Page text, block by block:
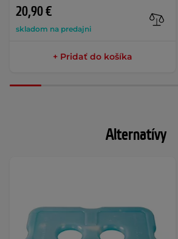
20,90 €
skladom na predajni
+ Pridať do košíka
Alternatívy